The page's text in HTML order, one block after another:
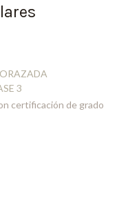
3
certificación de grado